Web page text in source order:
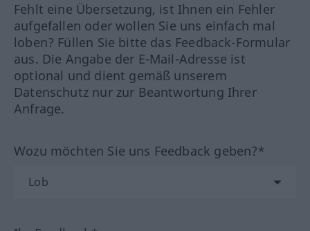
Fehlt eine Übersetzung, ist Ihnen ein Fehler
aufgefallen oder wollen Sie uns einfach mal
loben? Füllen Sie bitte das Feedback-Formular
aus. Die Angabe der E-Mail-Adresse ist
optional und dient gemäß unserem
Datenschutz nur zur Beantwortung Ihrer
Anfrage.
Wozu möchten Sie uns Feedback geben?*